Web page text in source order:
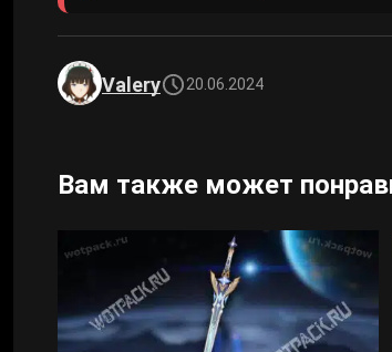
Valery 20.06.2024
Вам также может